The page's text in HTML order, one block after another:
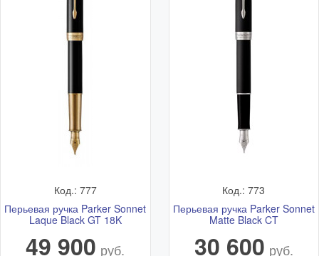
Код.: 777
Перьевая ручка Parker Sonnet
Laque Black GT 18K
49 900 руб.
Код.: 773
Перьевая ручка Parker Sonnet
Matte Black CT
30 600 руб.